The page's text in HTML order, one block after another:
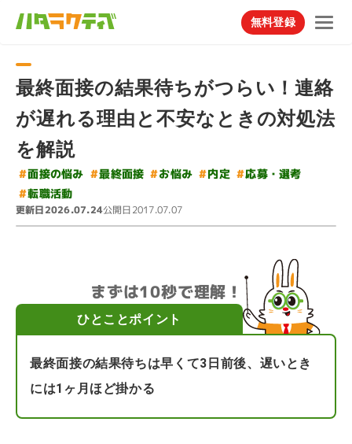
無料登録
最終面接の結果待ちがつらい！連絡
が遅れる理由と不安なときの対処法
を解説
#面接の悩み #最終面接 #お悩み #内定 #応募・選考
#転職活動
更新日2026.07.24公開日2017.07.07
まずは10秒で理解！
ひとことポイント
最終面接の結果待ちは早くて3日前後、遅いとき
には1ヶ月ほど掛かる